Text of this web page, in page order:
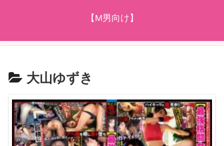
【M男向け】
大山ゆずき